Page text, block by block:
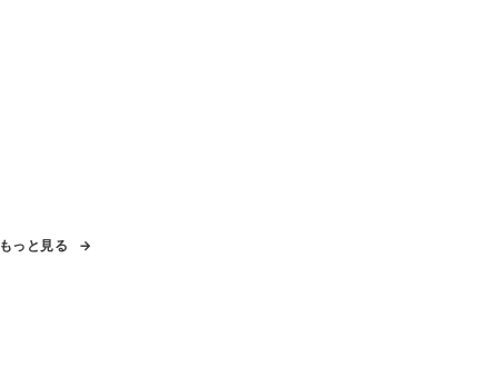
もっと見る